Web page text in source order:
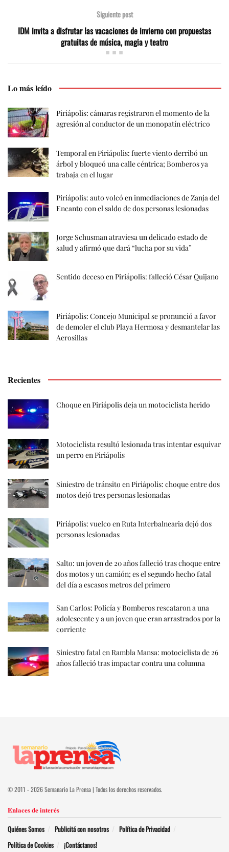
Siguiente post
IDM invita a disfrutar las vacaciones de invierno con propuestas
gratuitas de música, magia y teatro
Lo más leído
Piriápolis: cámaras registraron el momento de la
agresión al conductor de un monopatín eléctrico
Temporal en Piriápolis: fuerte viento derribó un
árbol y bloqueó una calle céntrica; Bomberos ya
trabaja en el lugar
Piriápolis: auto volcó en inmediaciones de Zanja del
Encanto con el saldo de dos personas lesionadas
Jorge Schusman atraviesa un delicado estado de
salud y afirmó que dará “lucha por su vida”
Sentido deceso en Piriápolis: falleció César Quijano
Piriápolis: Concejo Municipal se pronunció a favor
de demoler el club Playa Hermosa y desmantelar las
Aerosillas
Recientes
Choque en Piriápolis deja un motociclista herido
Motociclista resultó lesionada tras intentar esquivar
un perro en Piriápolis
Siniestro de tránsito en Piriápolis: choque entre dos
motos dejó tres personas lesionadas
Piriápolis: vuelco en Ruta Interbalnearia dejó dos
personas lesionadas
Salto: un joven de 20 años falleció tras choque entre
dos motos y un camión; es el segundo hecho fatal
del día a escasos metros del primero
San Carlos: Policía y Bomberos rescataron a una
adolescente y a un joven que eran arrastrados por la
corriente
Siniestro fatal en Rambla Mansa: motociclista de 26
años falleció tras impactar contra una columna
© 2011 - 2026 Semanario La Prensa | Todos los derechos reservados.
Enlaces de interés
Quiénes Somos Publicitá con nosotros
Política de Privacidad
Política de Cookies
¡Contáctanos!